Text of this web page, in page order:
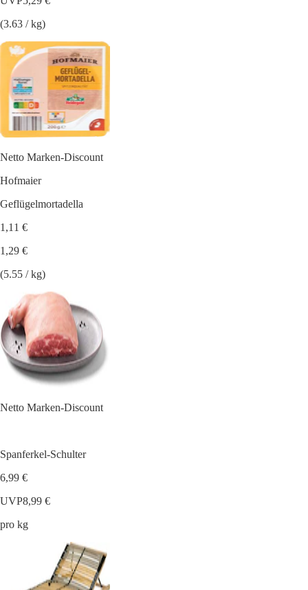
(3.63 / kg)
Netto Marken-Discount
Hofmaier
Geflügelmortadella
1,11 €
1,29 €
(5.55 / kg)
Netto Marken-Discount
Spanferkel-Schulter
6,99 €
UVP8,99 €
pro kg